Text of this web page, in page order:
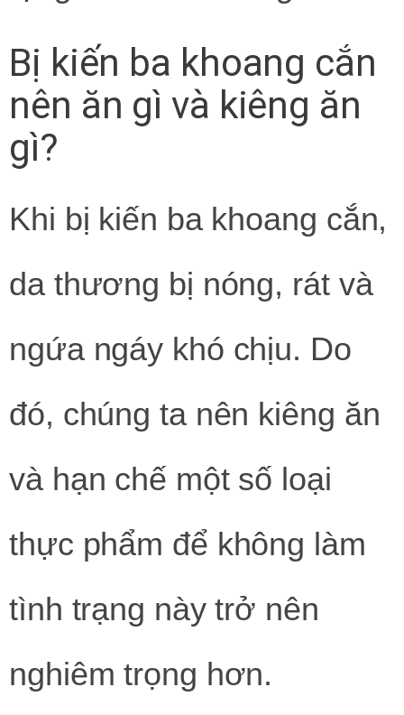
Bị kiến ba khoang cắn
nên ăn gì và kiêng ăn
gì?
Khi bị kiến ba khoang cắn,
da thương bị nóng, rát và
ngứa ngáy khó chịu. Do
đó, chúng ta nên kiêng ăn
và hạn chế một số loại
thực phẩm để không làm
tình trạng này trở nên
nghiêm trọng hơn.